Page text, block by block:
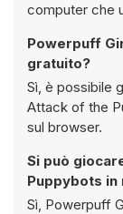
computer che
Powerpuff
gratuito?
Sì, è possibile
Attack of the Puppybots su Y8 e
sul browser.
Si può
Sì, Powerpuff